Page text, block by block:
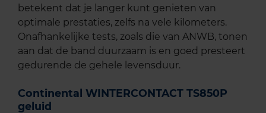
betekent dat je langer kunt genieten van
optimale prestaties, zelfs na vele kilometers.
Onafhankelijke tests, zoals die van ANWB, tonen
aan dat de band duurzaam is en goed presteert
gedurende de gehele levensduur.
Continental WINTERCONTACT TS850P
geluid